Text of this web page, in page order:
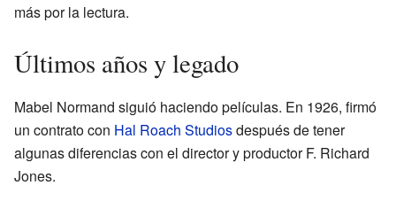
más por la lectura.
Últimos años y legado
Mabel Normand siguió haciendo películas. En 1926, firmó
un contrato con Hal Roach Studiosdespués de tener
algunas diferencias con el director y productor F. Richard
Jones.